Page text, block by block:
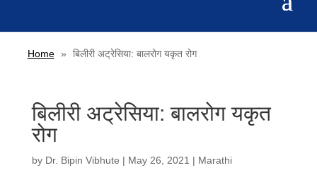
Home » बिलीरी अट्रेसिया: बालरोग यकृत रोग
बिलीरी अट्रेसिया: बालरोग यकृत
रोग
by Dr. Bipin Vibhute | May 26, 2021 | Marathi